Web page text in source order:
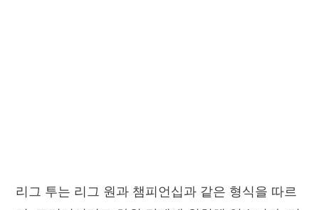
리그 투는 리그 원과 챔피언십과 같은 형식을 따르